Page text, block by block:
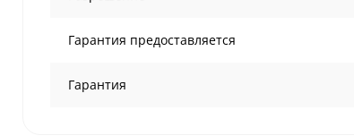
Гарантия предоставляется
Гарантия